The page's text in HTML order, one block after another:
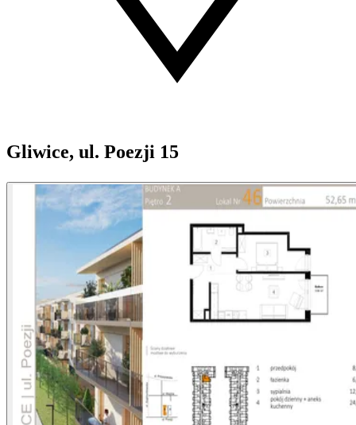
Gliwice, ul. Poezji 15